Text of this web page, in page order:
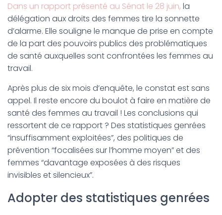
Dans un rapport présenté au Sénat le 28 juin, la
délégation aux droits des femmes tire la sonnette
d’alarme. Elle souligne le manque de prise en compte
de la part des pouvoirs publics des problématiques
de santé auxquelles sont confrontées les femmes au
travail.
Après plus de six mois d’enquête, le constat est sans
appel. Il reste encore du boulot à faire en matière de
santé des femmes au travail ! Les conclusions qui
ressortent de ce rapport ? Des statistiques genrées
“insuffisamment exploitées”, des politiques de
prévention “focalisées sur l’homme moyen” et des
femmes “davantage exposées à des risques
invisibles et silencieux”.
Adopter des statistiques genrées